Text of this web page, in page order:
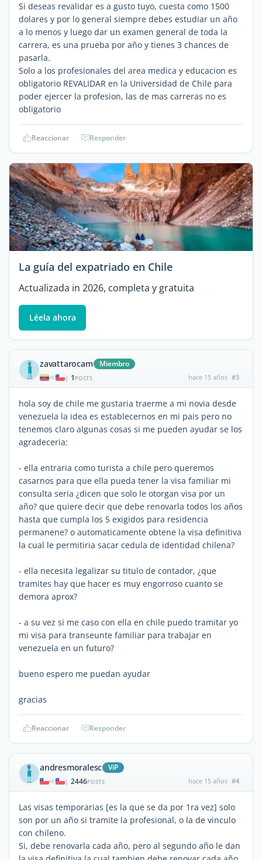
Si deseas revalidar es a gusto tuyo, cuesta como 1500
dolares y por lo general siempre debes estudiar un año
a lo menos y luego dar un examen general de toda la
carrera, es una prueba por año y tienes 3 chances de
pasarla.
Solo a los profesionales del area medica y educacion es
obligatorio REVALIDAR en la Universidad de Chile para
poder ejercer la profesion, las de mas carreras no es
obligatorio
Reaccionar Responder
La guía del expatriado en Chile
Actualizada in 2026, completa y gratuita
Léela ahora
zavattarocam Miembro
| 1 POSTS hace 15 años #3
hola soy de chile me gustaria traerme a mi novia desde
venezuela la idea es establecernos en mi pais pero no
tenemos claro algunas cosas si me pueden ayudar se los
agradeceria:
- ella entraria como turista a chile pero queremos
casarnos para que ella pueda tener la visa familiar mi
consulta seria ¿dicen que solo le otorgan visa por un
año? que quiere decir que debe renovarla todos los años
hasta que cumpla los 5 exigidos para residencia
permanene? o automaticamente obtene la visa definitiva
la cual le permitiria sacar cedula de identidad chilena?
- ella necesita legalizar su titulo de contador, ¿que
tramites hay que hacer es muy engorroso cuanto se
demora aprox?
- a su vez si me caso con ella en chile puedo tramitar yo
mi visa para transeunte familiar para trabajar en
venezuela en un futuro?
bueno espero me puedan ayudar
gracias
Reaccionar Responder
andresmoralesc ViP
| 2446POSTS hace 15 años #4
Las visas temporarias [es la que se da por 1ra vez] solo
son por un año si tramite la profesional, o la de vinculo
con chileno.
Si, debe renovarla cada año, pero al segundo año le dan